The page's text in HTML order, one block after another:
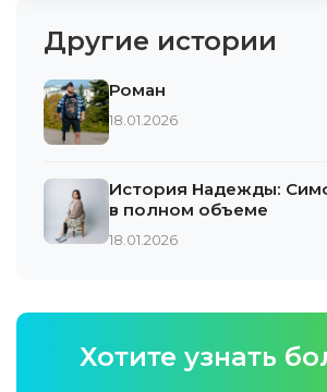
Другие истории
Роман
18.01.2026
История Надежды:
в полном объеме
18.01.2026
Хотите узнать